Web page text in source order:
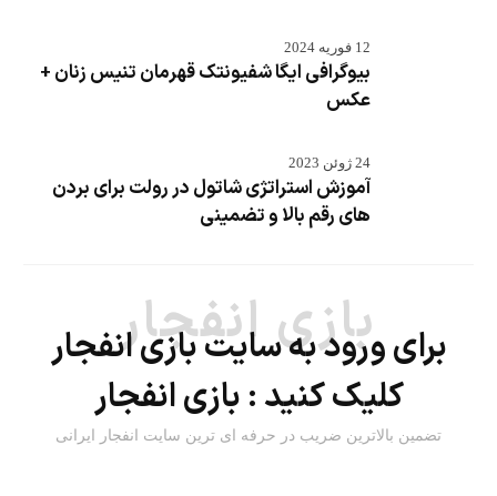
12 فوریه 2024
بیوگرافی ایگا شفیونتک قهرمان تنیس زنان +
عکس
24 ژوئن 2023
آموزش استراتژی شاتول در رولت برای بردن
های رقم بالا و تضمینی
بازی انفجار
برای ورود به سایت بازی انفجار
کلیک کنید : بازی انفجار
تضمین بالاترین ضریب در حرفه ای ترین سایت انفجار ایرانی